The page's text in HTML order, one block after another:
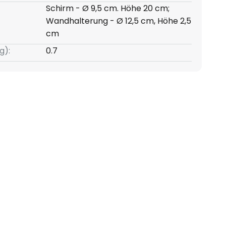
Schirm - Ø 9,5 cm. Höhe 20 cm;
Wandhalterung - Ø 12,5 cm, Höhe 2,5
cm
0.7